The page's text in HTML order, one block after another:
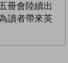
冊會陸續出
讀者帶來英